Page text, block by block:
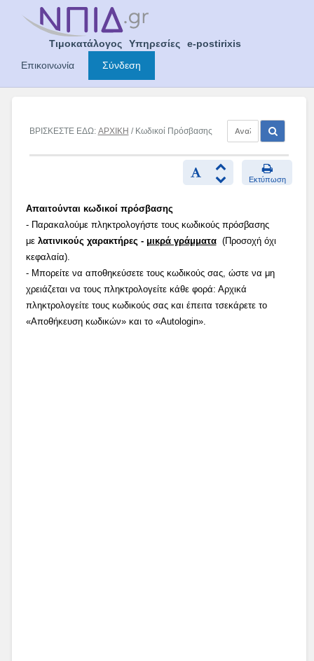
Τιμοκατάλογος Υπηρεσίες
e-postirixis
Επικοινωνία
Σύνδεση
ΒΡΙΣΚΕΣΤΕ ΕΔΩ: ΑΡΧΙΚΗ / Κωδικοί Πρόσβασης
Εκτύπωση
Απαιτούνται κωδικοί πρόσβασης
- Παρακαλούμε πληκτρολογήστε τους κωδικούς πρόσβασης
με λατινικούς χαρακτήρες - μικρά γράμματα(Προσοχή όχι
κεφαλαία).
- Μπορείτε να αποθηκεύσετε τους κωδικούς σας, ώστε να μη
χρειάζεται να τους πληκτρολογείτε κάθε φορά: Αρχικά
πληκτρολογείτε τους κωδικούς σας και έπειτα τσεκάρετε το
«Αποθήκευση κωδικών» και το «Autologin».